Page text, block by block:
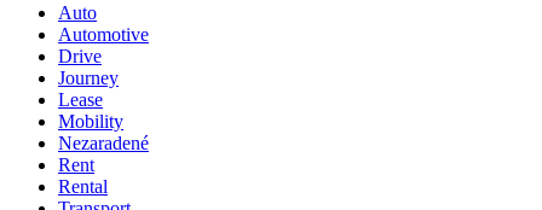
Auto
Automotive
Drive
Journey
Lease
Mobility
Nezaradené
Rent
Rental